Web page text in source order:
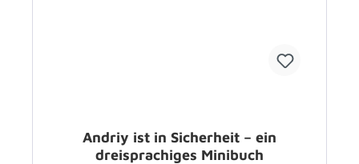
Andriy ist in Sicherheit – ein
dreisprachiges Minibuch